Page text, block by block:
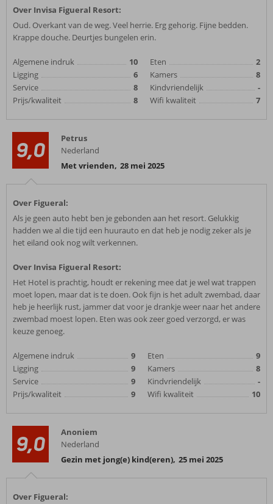
Over Invisa Figueral Resort:
Oud. Overkant van de weg. Veel herrie. Erg gehorig. Fijne bedden.
Krappe douche. Deurtjes bungelen erin.
Algemene indruk
10
Ligging
6
Service
8
Prijs/kwaliteit
8
Eten
2
Kamers
8
Kindvriendelijk
-
Wifi kwaliteit
7
9,0
Petrus
Nederland
Met vrienden, 28 mei 2025
Over Figueral:
Als je geen auto hebt ben je gebonden aan het resort. Gelukkig
hadden we al die tijd een huurauto en dat heb je nodig zeker als je
het eiland ook nog wilt verkennen.
Over Invisa Figueral Resort:
Het Hotel is prachtig, houdt er rekening mee dat je wel wat trappen
moet lopen, maar dat is te doen. Ook fijn is het adult zwembad, daar
heb je heerlijk rust, jammer dat voor je drankje weer naar het andere
zwembad moest lopen. Eten was ook zeer goed verzorgd, er was
keuze genoeg.
Algemene indruk
9
Ligging
9
Service
9
Prijs/kwaliteit
9
Eten
9
Kamers
8
Kindvriendelijk
-
Wifi kwaliteit
10
9,0
Anoniem
Nederland
Gezin met jong(e) kind(eren), 25 mei 2025
Over Figueral: